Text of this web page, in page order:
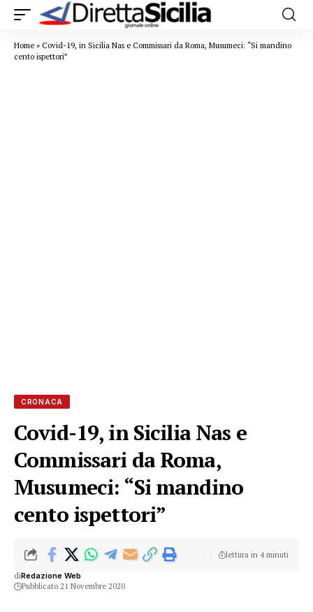
Home » Covid-19, in Sicilia Nas e Commissari da Roma, Musumeci: “Si mandino
cento ispettori”
CRONACA
Covid-19, in Sicilia Nas e
Commissari da Roma,
Musumeci: “Si mandino
cento ispettori”
diRedazione Web
Pubblicato 21 Novembre 2020
lettura in 4 minuti